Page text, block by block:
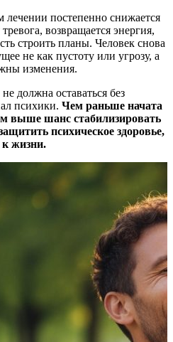
постепенно снижается
возвращается энергия,
строить планы. Человек снова
не как пустоту или угрозу, а
изменения.
должна оставаться без
психики. Чем раньше начата
выше шанс стабилизировать
психическое здоровье,
к жизни.